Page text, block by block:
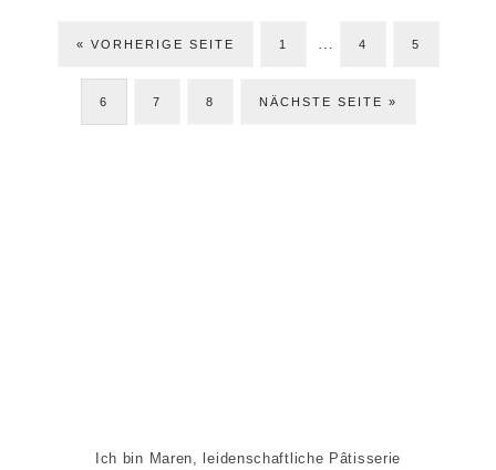
« ZUR
VORHERIGE SEITE SEITE
1
Zwischenseiten
… SEITE
4 SEITE
5
SEITE
6 SEITE
7 SEITE
8 JETZT
NÄCHSTE SEITE »
Ich bin Maren, leidenschaftliche Pâtisserie